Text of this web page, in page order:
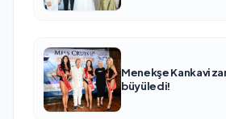
Menekşe Kankavi
büyüledi!